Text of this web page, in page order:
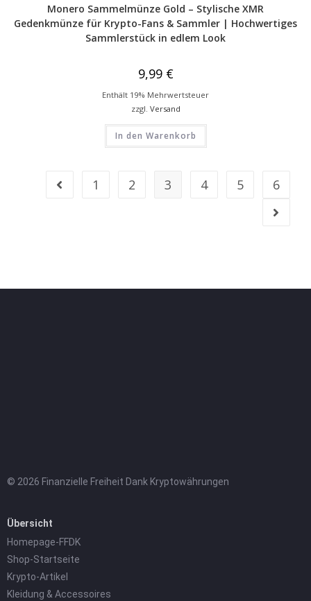
Monero Sammelmünze Gold – Stylische XMR
Gedenkmünze für Krypto-Fans & Sammler | Hochwertiges
Sammlerstück in edlem Look
9,99 €
Enthält 19% Mehrwertsteuer
zzgl. Versand
In den Warenkorb
1 2 3 4 5 6
© 2026 Finanzielle Freiheit Dank Kryptowährungen
Übersicht
Homepage-FFDK
Shop-Startseite
Krypto-Artikel
Kleidung & Accessoires